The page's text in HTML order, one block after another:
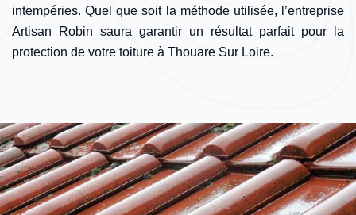
intempéries. Quel que soit la méthode utilisée, l’entreprise
Artisan Robin saura garantir un résultat parfait pour la
protection de votre toiture à Thouare Sur Loire.